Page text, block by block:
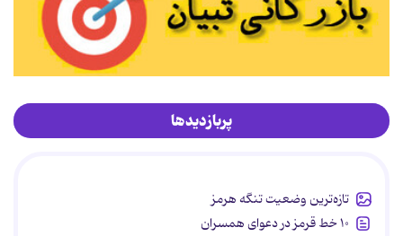
پربازدیدها
تازه‌ترین وضعیت تنگه هرمز
۱۰ خط قرمز در دعوای همسران